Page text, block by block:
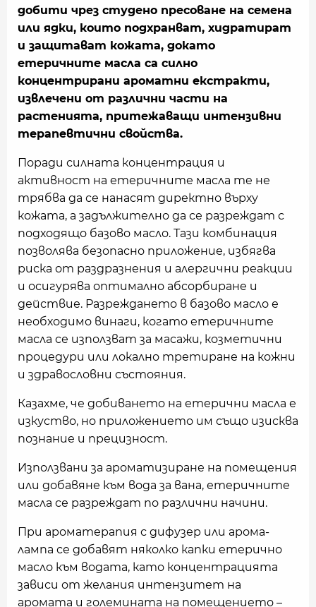
добити чрез студено пресоване на семена
или ядки, които подхранват, хидратират
и защитават кожата, докато
етеричните масла са силно
концентрирани ароматни екстракти,
извлечени от различни части на
растенията, притежаващи интензивни
терапевтични свойства.
Поради силната концентрация и
активност на етеричните масла те не
трябва да се нанасят директно върху
кожата, а задължително да се разреждат с
подходящо базово масло. Тази комбинация
позволява безопасно приложение, избягва
риска от раздразнения и алергични реакции
и осигурява оптимално абсорбиране и
действие. Разреждането в базово масло е
необходимо винаги, когато етеричните
масла се използват за масажи, козметични
процедури или локално третиране на кожни
и здравословни състояния.
Казахме, че добиването на етерични масла е
изкуство, но приложението им също изисква
познание и прецизност.
Използвани за ароматизиране на помещения
или добавяне към вода за вана, етеричните
масла се разреждат по различни начини.
При ароматерапия с дифузер или арома-
лампа се добавят няколко капки етерично
масло към водата, като концентрацията
зависи от желания интензитет на
аромата и големината на помещението –